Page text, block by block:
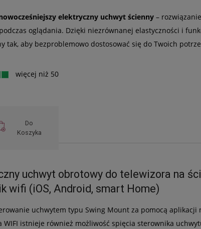
elektryczny uchwyt ścienny–
oglądania. Dzięki niezrównanej elastyczności i
tak, aby bezproblemowo dostosować się do Twoich
więcej niż 50
Do
Koszyka
uchwyt obrotowy do telewizora na
wifi (iOS, Android, smart Home)
uchwytem typu Swing Mount za pomocą aplikacji
WIFI istnieje również możliwość spięcia sterownika